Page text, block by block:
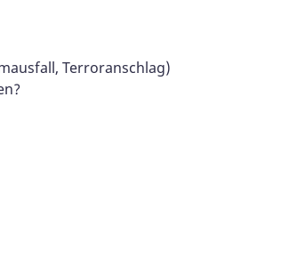
Terroranschlag)